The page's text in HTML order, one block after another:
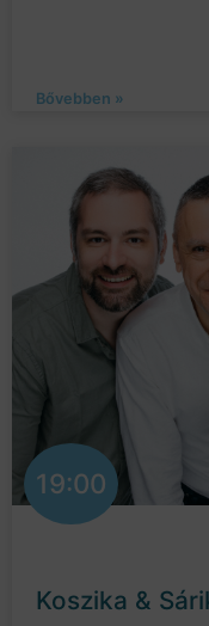
Bővebben »
19:00
Koszika &